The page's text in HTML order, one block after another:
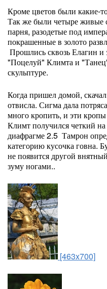
Кроме цветов были какие-
Так же были четыре живые
парня, разодетые под
покрашенные в золото
Прошлись сквозь Елагин
"Поцелуй" Климта и
скульптуре.
Когда пришел домой,
отвисла. Сигма дала
много кропить, и эти
Климт получился четкий
диафрагме 2.5 Тамрон
категорию кусочка говна.
не появится другой
зуму ногами..
[463x700]